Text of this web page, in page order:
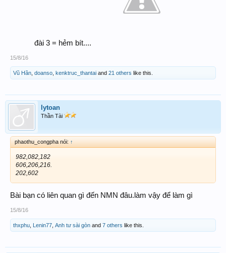
đài 3 = hẻm bít....
15/8/16
Vũ Hãn doanso kenktruc_thantai and 21 others like this.
lytoan
Thần Tài
phaothu_congpha nói: ↑
982,082,182
606,206,216.
202,602
Bài bạn có liên quan gì đến NMN đâu.làm vậy để làm gì
15/8/16
thxphu Lenin77 Anh tư sài gòn and 7 others like this.